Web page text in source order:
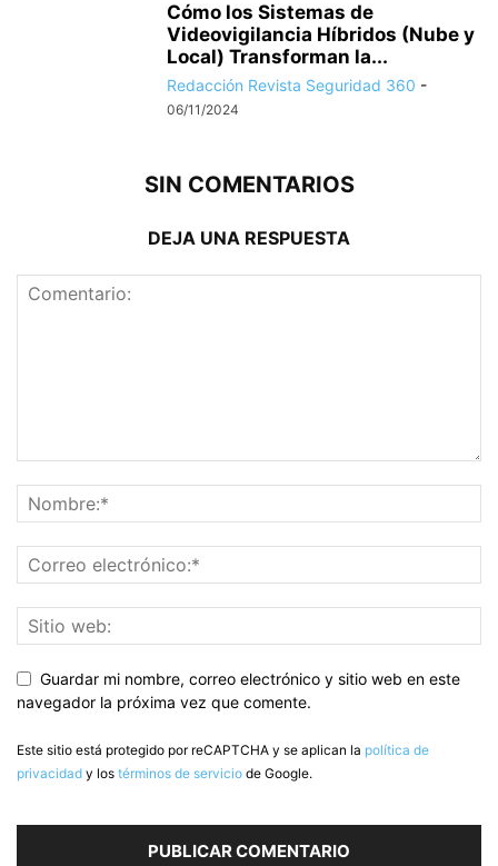
Cómo los Sistemas de
Videovigilancia Híbridos (Nube y
Local) Transforman la...
Redacción Revista Seguridad 360 -
06/11/2024
SIN COMENTARIOS
DEJA UNA RESPUESTA
Guardar mi nombre, correo electrónico y sitio web en este
navegador la próxima vez que comente.
Este sitio está protegido por reCAPTCHA y se aplican la política de
privacidad y los términos de servicio de Google.